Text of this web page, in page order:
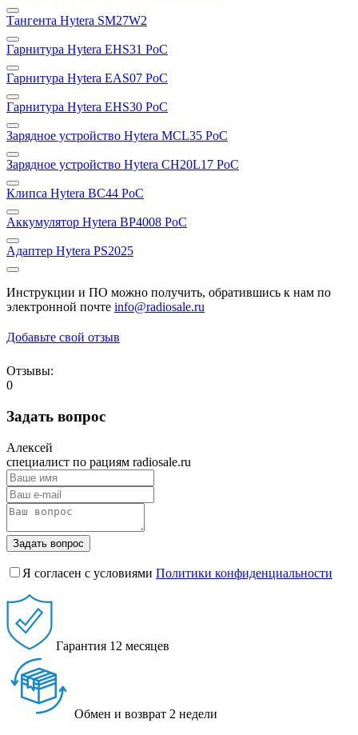
Тангента Hytera SM27W2
Гарнитура Hytera EHS31 PoC
Гарнитура Hytera EAS07 PoC
Гарнитура Hytera EHS30 PoC
Зарядное устройство Hytera MCL35 PoC
Зарядное устройство Hytera CH20L17 PoC
Клипса Hytera BC44 PoC
Аккумулятор Hytera BP4008 PoC
Адаптер Hytera PS2025
Инструкции и ПО можно получить, обратившись к нам по
электронной почте info@radiosale.ru
Добавьте свой отзыв
Отзывы:
0
Задать вопрос
Алексей
специалист по рациям radiosale.ru
Задать вопрос
Я согласен с условиями Политики конфиденциальности
Гарантия 12 месяцев
Обмен и возврат 2 недели